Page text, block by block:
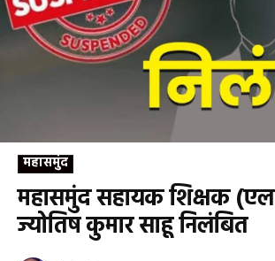
महासमुंद
महासमुंद सहायक शिक्षक
ज्योतिष कुमार साहू निलंबित